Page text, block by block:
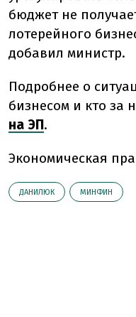
бюджет не
лотерейного
добавил министр.
Подробнее о
бизнесом и кто за
на ЭП.
Экономическая
ДАНИЛЮК МИНФИН